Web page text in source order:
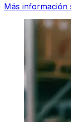
Más información